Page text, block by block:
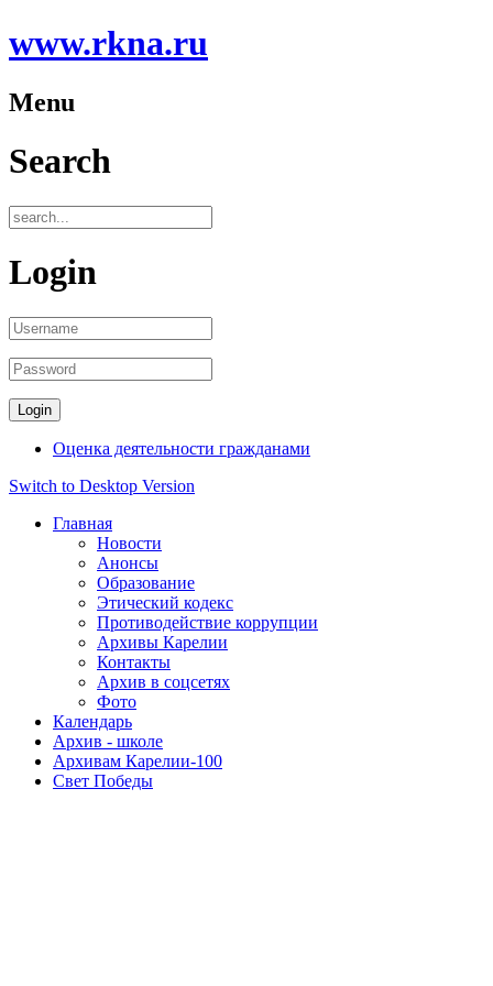
www.rkna.ru
Menu
Search
Login
Оценка деятельности гражданами
Switch to Desktop Version
Главная
Новости
Анонсы
Образование
Этический кодекс
Противодействие коррупции
Архивы Карелии
Контакты
Архив в соцсетях
Фото
Календарь
Архив - школе
Архивам Карелии-100
Свет Победы